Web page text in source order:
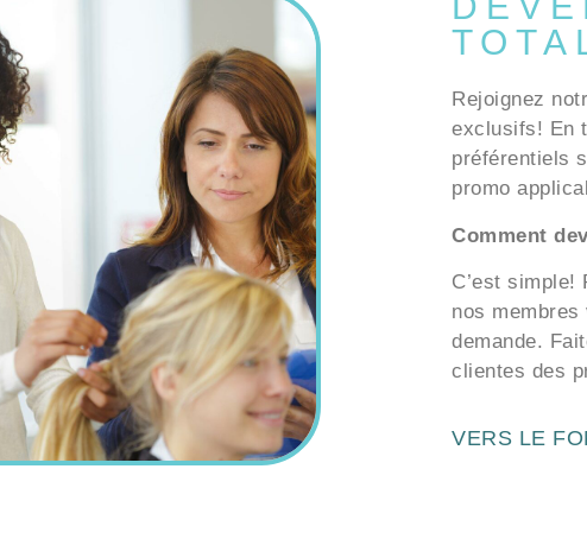
Rejoignez
exclusifs! En
préférentiels
promo
Comment
C’est simple!
nos
demande.
clientes des
VERS LE